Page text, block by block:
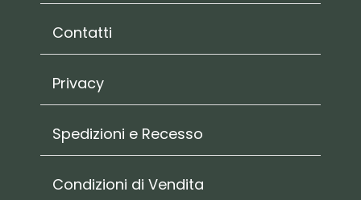
Contatti
Privacy
Spedizioni e Recesso
Condizioni di Vendita